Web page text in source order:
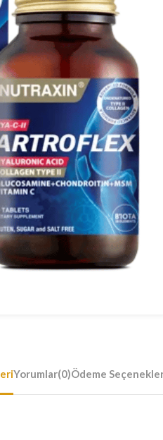
Yorumlar(0)Ödeme